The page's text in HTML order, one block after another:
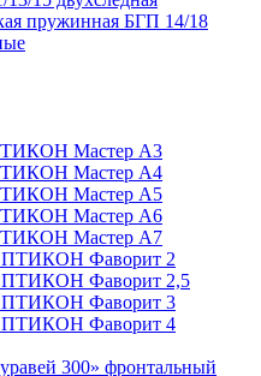
пружинная БГП 14/18
Мастер А3
Мастер А4
Мастер А5
Мастер А6
Мастер А7
Фаворит 2
Фаворит 2,5
Фаворит 3
Фаворит 4
300» фронтальный